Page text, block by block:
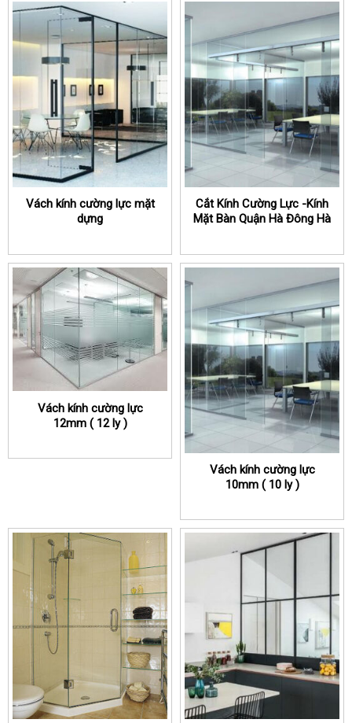
Vách kính cường lực mặt
dựng
Cắt Kính Cường Lực -Kính
Mặt Bàn Quận Hà Đông Hà
Vách kính cường lực
12mm ( 12 ly )
Vách kính cường lực
10mm ( 10 ly )